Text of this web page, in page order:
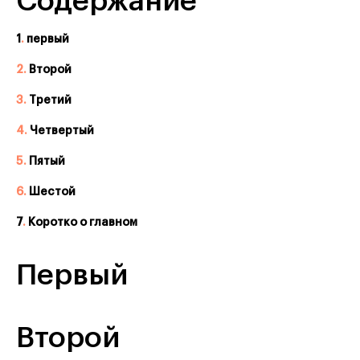
1 . первый
2. Второй
3. Третий
4. Четвертый
5. Пятый
6. Шестой
7. Коротко о главном
Первый
Второй